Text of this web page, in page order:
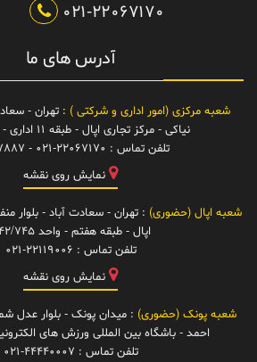
021-22067170
آدرس های ما
شعبه مرکزی (امور اداری و شرکتی ) : تهران -
نیاکی - مرکز تجاری اپال - طبقه 11 اداری - واحد 1102
تلفن تماس : 021-22067170 - 22067887
نمایش روی نقشه
شعبه اپال (حضوری) : تهران - سعادت آباد - بلوار
اپال - طبقه هفتم - واحد 742/745
تلفن تماس : 021-22119006
نمایش روی نقشه
شعبه پونک (حضوری) : میدان پونک - بلوار عدل
احمد - باشگاه بین المللی ورزش های
تلفن تماس : 021-44440007